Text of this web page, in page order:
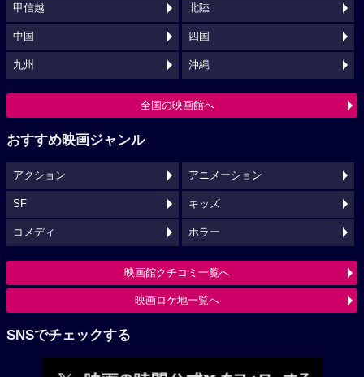
甲信越 北陸
中国 四国
九州 沖縄
全国の映画館へ
おすすめ映画ジャンル
アクション アニメーション
SF キッズ
コメディ ホラー
映画館クチコミ一覧へ
映画ロケ地一覧へ
SNSでチェックする